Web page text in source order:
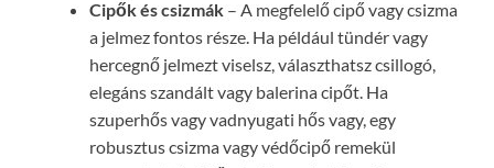
Cipők és csizmák – A megfelelő cipő vagy csizma
a jelmez fontos része. Ha például tündér vagy
hercegnő jelmezt viselsz, választhatsz csillogó,
elegáns szandált vagy balerina cipőt. Ha
szuperhős vagy vadnyugati hős vagy, egy
robusztus csizma vagy védőcipő remekül